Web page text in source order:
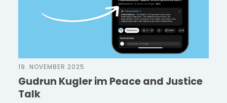
19. NOVEMBER 2025
Gudrun Kugler im Peace and Justice
Talk